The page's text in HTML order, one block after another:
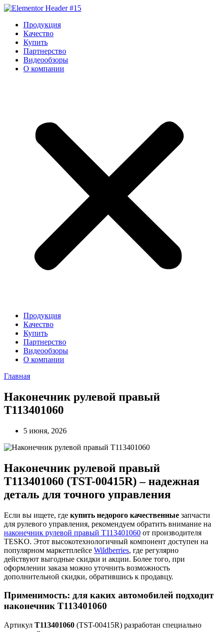
Перейти
содержимому
Продукция
Качество
Купить
Партнерство
Видеообзоры
О компании
Продукция
Качество
Купить
Партнерство
Видеообзоры
О компании
Главная
Наконечник рулевой правый
T113401060
5 июня, 2026
Наконечник рулевой правый
T113401060 (TST-00415R) – надежная
деталь для точного управления
Если вы ищете, где купить недорого качественные запчасти
для рулевого управления, рекомендуем обратить внимание на
наконечник рулевой правый T113401060 от производителя
TESKO. Этот высокотехнологичный компонент доступен на
популярном маркетплейсе Wildberries, где регулярно
действуют выгодные скидки и акции. Более того, при
оформлении заказа можно уточнить возможность
дополнительной скидки, обратившись к продавцу.
Применимость: для каких автомобилей подходит
наконечник T113401060
Артикул T113401060 (TST-00415R) разработан специально